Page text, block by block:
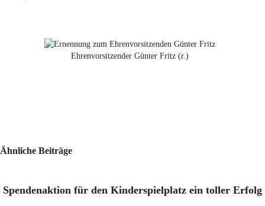
Ehrenvorsitzender Günter Fritz (r.)
Ähnliche Beiträge
Spendenaktion für den Kinderspielplatz ein toller Erfolg